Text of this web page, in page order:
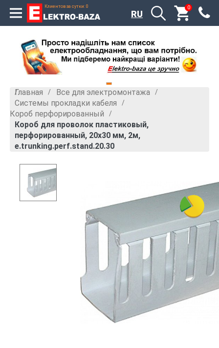
Клиентов за сутки: 0 0
RU
Главная » Все для электромонтажа »
Системы прокладки кабеля »
Короб перфорированный »
Короб для проволок пластиковый,
перфорированный, 20х30 мм, 2м,
e.trunking.perf.stand.20.30